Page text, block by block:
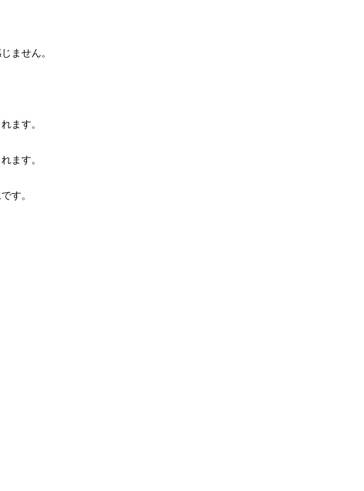
ません。
ます。
ます。
す。